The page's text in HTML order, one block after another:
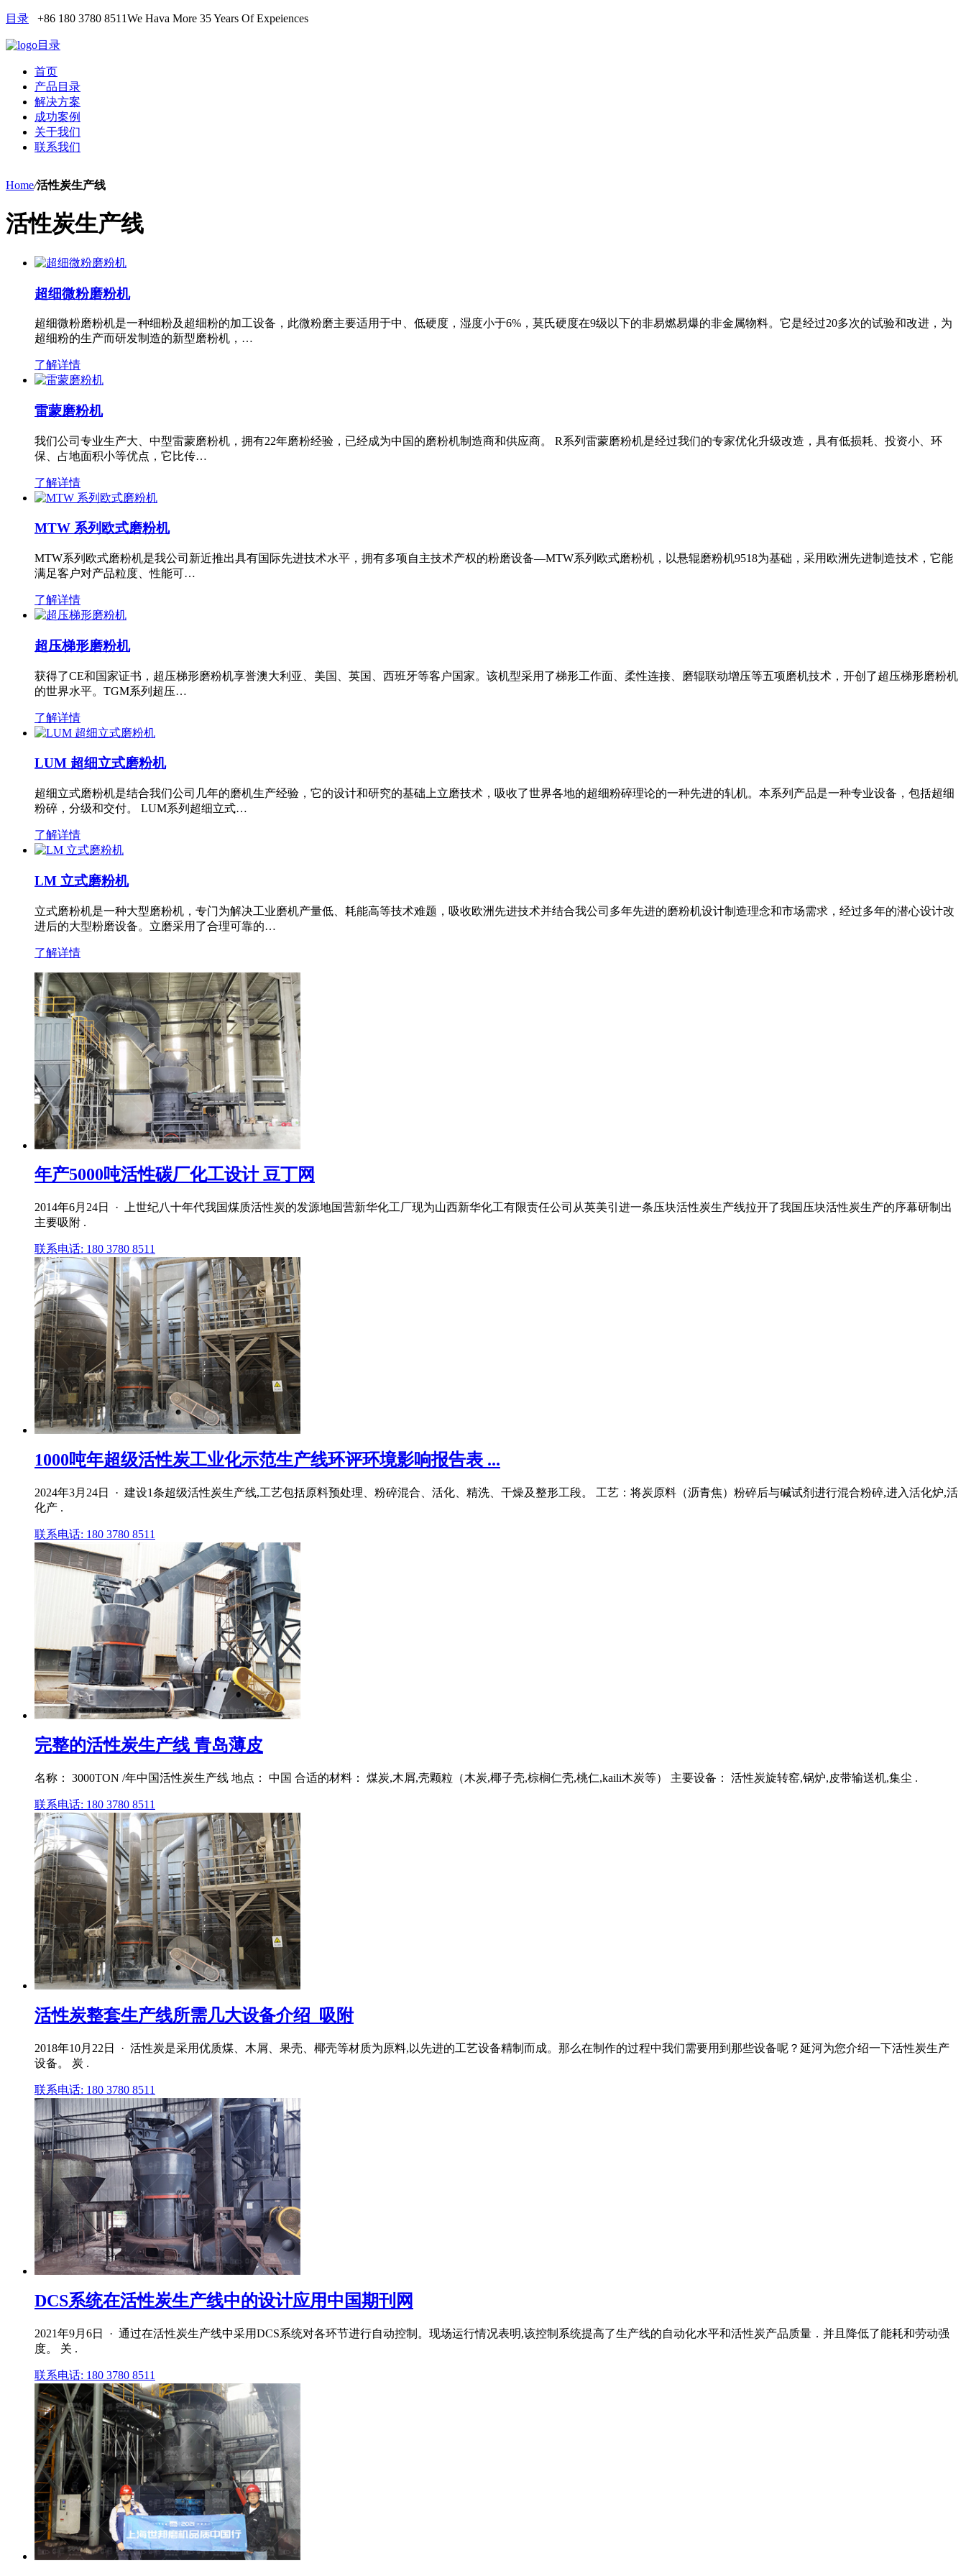
目录 +86 180 3780 8511We Hava More 35 Years Of Expeiences
目录
首页
产品目录
解决方案
成功案例
关于我们
联系我们
Home/活性炭生产线
活性炭生产线
超细微粉磨粉机
超细微粉磨粉机是一种细粉及超细粉的加工设备，此微粉磨主要适用于中、低硬度，湿度小于6%，莫氏硬度在9级以下的非易燃易爆的非金属物料。它是经过20多次的试验和改进，为
超细粉的生产而研发制造的新型磨粉机，…
了解详情
雷蒙磨粉机
我们公司专业生产大、中型雷蒙磨粉机，拥有22年磨粉经验，已经成为中国的磨粉机制造商和供应商。 R系列雷蒙磨粉机是经过我们的专家优化升级改造，具有低损耗、投资小、环
保、占地面积小等优点，它比传…
了解详情
MTW 系列欧式磨粉机
MTW系列欧式磨粉机是我公司新近推出具有国际先进技术水平，拥有多项自主技术产权的粉磨设备—MTW系列欧式磨粉机，以悬辊磨粉机9518为基础，采用欧洲先进制造技术，它能
满足客户对产品粒度、性能可…
了解详情
超压梯形磨粉机
获得了CE和国家证书，超压梯形磨粉机享誉澳大利亚、美国、英国、西班牙等客户国家。该机型采用了梯形工作面、柔性连接、磨辊联动增压等五项磨机技术，开创了超压梯形磨粉机
的世界水平。TGM系列超压…
了解详情
LUM 超细立式磨粉机
超细立式磨粉机是结合我们公司几年的磨机生产经验，它的设计和研究的基础上立磨技术，吸收了世界各地的超细粉碎理论的一种先进的轧机。本系列产品是一种专业设备，包括超细
粉碎，分级和交付。 LUM系列超细立式…
了解详情
LM 立式磨粉机
立式磨粉机是一种大型磨粉机，专门为解决工业磨机产量低、耗能高等技术难题，吸收欧洲先进技术并结合我公司多年先进的磨粉机设计制造理念和市场需求，经过多年的潜心设计改
进后的大型粉磨设备。立磨采用了合理可靠的…
了解详情
年产5000吨活性碳厂化工设计 豆丁网
2014年6月24日 · 上世纪八十年代我国煤质活性炭的发源地国营新华化工厂现为山西新华化工有限责任公司从英美引进一条压块活性炭生产线拉开了我国压块活性炭生产的序幕研制出
主要吸附 .
联系电话: 180 3780 8511
1000吨年超级活性炭工业化示范生产线环评环境影响报告表 ...
2024年3月24日 · 建设1条超级活性炭生产线,工艺包括原料预处理、粉碎混合、活化、精洗、干燥及整形工段。 工艺：将炭原料（沥青焦）粉碎后与碱试剂进行混合粉碎,进入活化炉,活
化产 .
联系电话: 180 3780 8511
完整的活性炭生产线 青岛薄皮
名称： 3000TON /年中国活性炭生产线 地点： 中国 合适的材料： 煤炭,木屑,壳颗粒（木炭,椰子壳,棕榈仁壳,桃仁,kaili木炭等） 主要设备： 活性炭旋转窑,锅炉,皮带输送机,集尘 .
联系电话: 180 3780 8511
活性炭整套生产线所需几大设备介绍_吸附
2018年10月22日 · 活性炭是采用优质煤、木屑、果壳、椰壳等材质为原料,以先进的工艺设备精制而成。那么在制作的过程中我们需要用到那些设备呢？延河为您介绍一下活性炭生产
设备。 炭 .
联系电话: 180 3780 8511
DCS系统在活性炭生产线中的设计应用中国期刊网
2021年9月6日 · 通过在活性炭生产线中采用DCS系统对各环节进行自动控制。现场运行情况表明,该控制系统提高了生产线的自动化水平和活性炭产品质量．并且降低了能耗和劳动强
度。 关 .
联系电话: 180 3780 8511